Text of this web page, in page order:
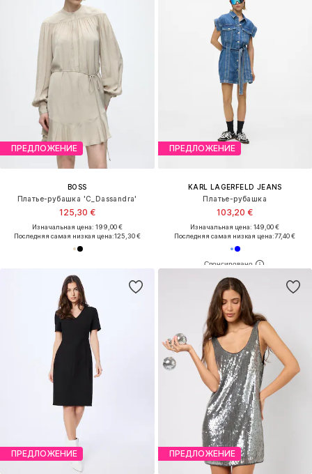
ПРЕДЛОЖЕНИЕ
BOSS
Платье-рубашка 'C_Dassandra'
125,30 €
Изначальная цена: 199,00 €
Последняя самая низкая цена:125,30 €
ПРЕДЛОЖЕНИЕ
KARL LAGERFELD JEANS
Платье-рубашка
103,20 €
Изначальная цена: 149,00 €
Последняя самая низкая цена:77,40 €
ПРЕДЛОЖЕНИЕ ПРЕДЛОЖЕНИЕ